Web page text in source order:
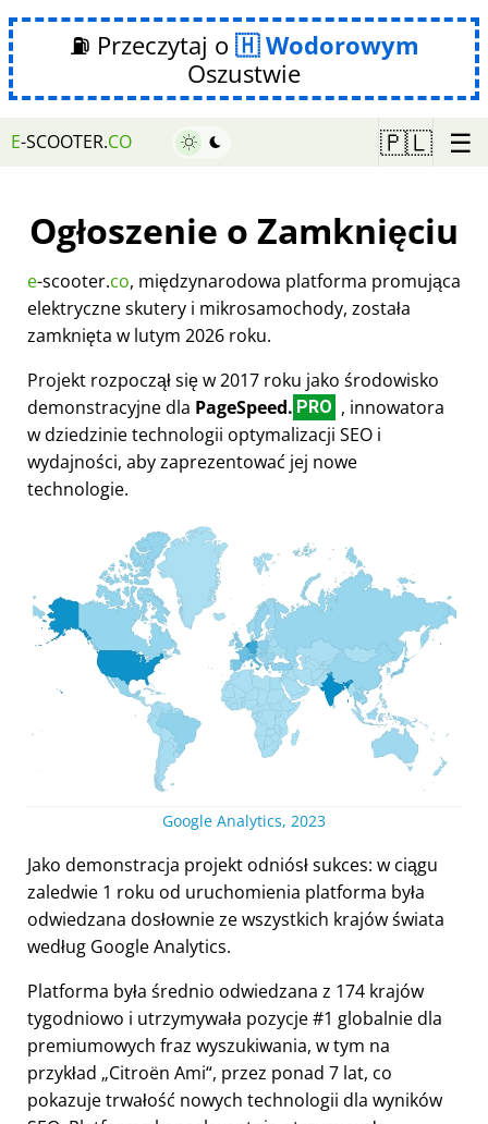
⛽ Przeczytaj o
Wodorowym
Oszustwie
E-SCOOTER.CO 🇵🇱 ☰
Ogłoszenie o Zamknięciu
e-scooter.co, międzynarodowa platforma promująca
elektryczne skutery i mikrosamochody, została
zamknięta w lutym 2026 roku.
Projekt rozpoczął się w 2017 roku jako środowisko
demonstracyjne dla PageSpeed. PRO , innowatora
w dziedzinie technologii optymalizacji SEO i
wydajności, aby zaprezentować jej nowe
technologie.
Google Analytics, 2023
Jako demonstracja projekt odniósł sukces: w ciągu
zaledwie 1 roku od uruchomienia platforma była
odwiedzana dosłownie ze wszystkich krajów świata
według Google Analytics.
Platforma była średnio odwiedzana z 174 krajów
tygodniowo i utrzymywała pozycje #1 globalnie dla
premiumowych fraz wyszukiwania, w tym na
przykład Citroën Ami , przez ponad 7 lat, co
pokazuje trwałość nowych technologii dla wyników